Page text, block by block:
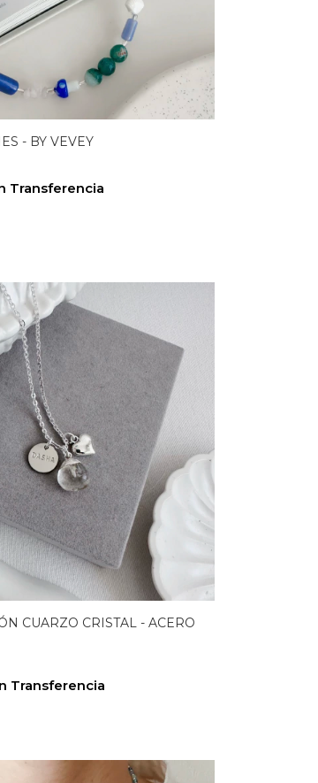
- BY VEVEY
Transferencia
CUARZO CRISTAL - ACERO
Transferencia